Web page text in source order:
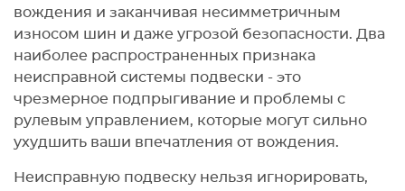
вождения и заканчивая несимметричным
износом шин и даже угрозой безопасности. Два
наиболее распространенных признака
неисправной системы подвески - это
чрезмерное подпрыгивание и проблемы с
рулевым управлением, которые могут сильно
ухудшить ваши впечатления от вождения.
Неисправную подвеску нельзя игнорировать,